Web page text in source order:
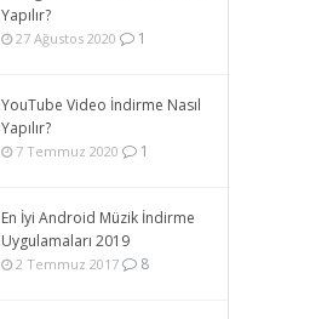
Yapılır?
27 Ağustos 2020 1
YouTube Video İndirme Nasıl
Yapılır?
7 Temmuz 2020 1
En İyi Android Müzik İndirme
Uygulamaları 2019
2 Temmuz 2017 8